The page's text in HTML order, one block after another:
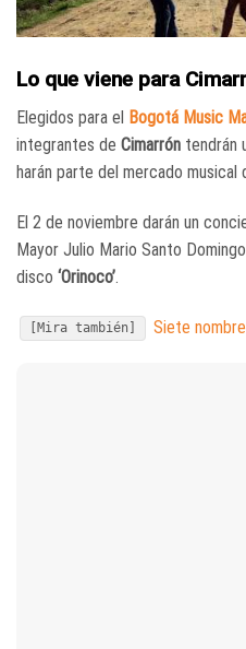
Lo que viene para
Elegidos para el Bogotá Music
integrantes de Cimarrón tendrán
harán parte del mercado musical
El 2 de noviembre darán un
Mayor Julio Mario Santo
disco ‘Orinoco’.
[Mira también] Siete